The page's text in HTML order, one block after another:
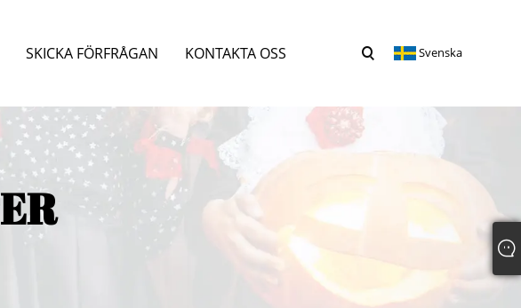
SKICKA FÖRFRÅGAN KONTAKTA OSS Svenska